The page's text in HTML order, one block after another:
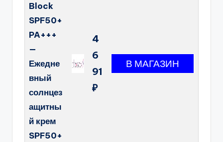
Block
SPF50+
PA+++
—
Ежедне
вный
солнцез
ащитны
й крем
SPF50+
4
6
91
₽